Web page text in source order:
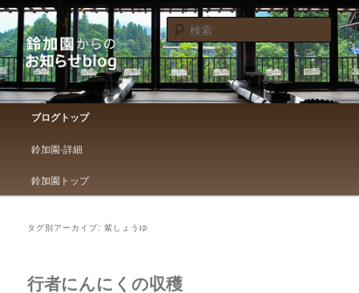
鈴加園からのお知らせブログ
鈴加園からのお知らせです
検
索
メインメニュー
メインコンテンツへ移動
サブコンテンツへ移動
ブログトップ
鈴加園-詳細
鈴加園トップ
タグ別アーカイブ:紫しょうゆ
行者にんにくの収穫